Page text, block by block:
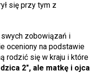
się przy tym z
zobowiązań i
oceniony na podstawie
rodzić się w kraju i które
2", ale matkę i ojca